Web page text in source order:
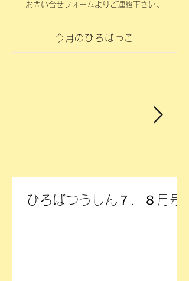
お問い合せフォームよりご連絡下さい。
今月のひろばっこ
ひろばつうしん７．８月号